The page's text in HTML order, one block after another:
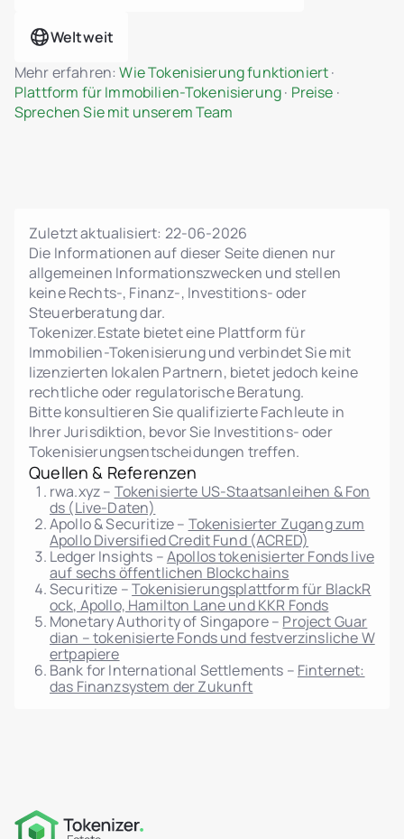
Tokenisierung von Immobilien-
ERC-3643 (Security Token)
Standardunterstützung
MiCA-konforme Smart-Contract-Logik
Statuskontrolle
Grundrisse, Visualisierungen und rechtliche
PDFs hochladen
Interaktive Einheitengalerie mit Echtzeit-
Status
Admin- und Investoren-
Änderungsbenachrichtigungen
Persönliches Investoren-Dashboard
Datenimport/-export
Rechtsrichtlinien-Editor (AGB, Datenschutz,
AML, Risiko)
Mehrsprachige Benutzeroberfläche
Integration mit externen KYC/AML-Anbietern
Manuelle und automatisierte
Investorenverifizierung
Transaktions- und Investitionshistorie pro
Benutzer
Token-Verteilungskarte pro Einheit
Berichte pro Einheit/Projekt
Vollständige Integration mit dem Marktplatz-
Modul
Multisig-Transaktionsunterstützung
Weltweit
Mehr erfahren:Wie Tokenisierung funktioniert·
Plattform für Immobilien-Tokenisierung· Preise ·
Sprechen Sie mit unserem Team
Zuletzt aktualisiert: 22-06-2026
Die Informationen auf dieser Seite dienen nur
allgemeinen Informationszwecken und stellen
keine Rechts-, Finanz-, Investitions- oder
Steuerberatung dar.
Tokenizer.Estate bietet eine Plattform für
Immobilien-Tokenisierung und verbindet Sie mit
lizenzierten lokalen Partnern, bietet jedoch keine
rechtliche oder regulatorische Beratung.
Bitte konsultieren Sie qualifizierte Fachleute in
Ihrer Jurisdiktion, bevor Sie Investitions- oder
Tokenisierungsentscheidungen treffen.
Quellen & Referenzen
rwa.xyz – Tokenisierte US-Staatsanleihen & Fon
ds (Live-Daten)
Apollo & Securitize – Tokenisierter Zugang zum
Apollo Diversified Credit Fund (ACRED)
Ledger Insights –Apollos tokenisierter Fonds live
auf sechs öffentlichen Blockchains
Securitize –Tokenisierungsplattform für BlackR
ock, Apollo, Hamilton Lane und KKR Fonds
Monetary Authority of Singapore – Project Guar
dian – tokenisierte Fonds und festverzinsliche W
ertpapiere
Bank for International Settlements – Finternet:
das Finanzsystem der Zukunft